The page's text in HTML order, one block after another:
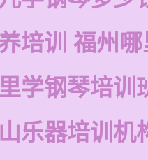
培训 福州
学钢琴培训
乐器培训机